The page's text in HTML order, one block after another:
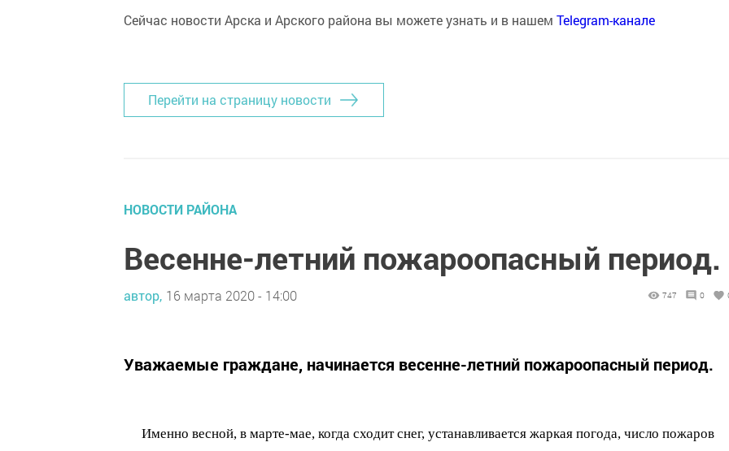
Сейчас новости Арска и Арского района вы можете узнать и в нашем Telegram-канале
Перейти на страницу новости
НОВОСТИ РАЙОНА
Весенне-летний пожароопасный период.
автор, 16 марта 2020 - 14:00 747 0
Уважаемые граждане, начинается весенне-летний пожароопасный период.
Именно весной, в марте-мае, когда сходит снег, устанавливается жаркая погода, число пожаров